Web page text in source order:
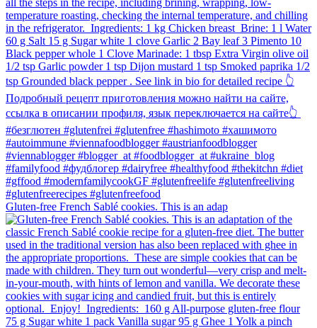
Gluten-free French Sablé cookies.⁠ This is an adap